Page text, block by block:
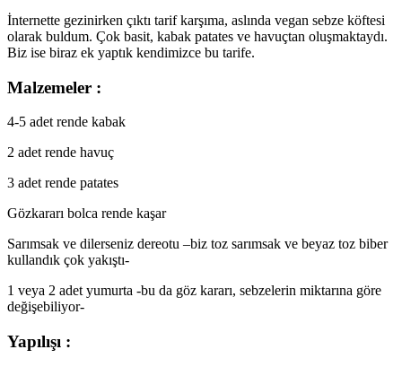
İnternette gezinirken çıktı tarif karşıma, aslında vegan sebze köftesi
olarak buldum. Çok basit, kabak patates ve havuçtan oluşmaktaydı.
Biz ise biraz ek yaptık kendimizce bu tarife.
Malzemeler :
4-5 adet rende kabak
2 adet rende havuç
3 adet rende patates
Gözkararı bolca rende kaşar
Sarımsak ve dilerseniz dereotu –biz toz sarımsak ve beyaz toz biber
kullandık çok yakıştı-
1 veya 2 adet yumurta -bu da göz kararı, sebzelerin miktarına göre
değişebiliyor-
Yapılışı :